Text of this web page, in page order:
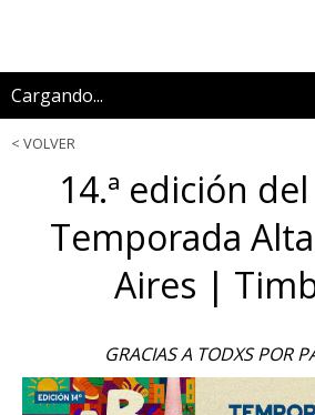
Cargando...
VOLVER
14.ª edición
Temporada
Aires |
GRACIAS A TODXS POR